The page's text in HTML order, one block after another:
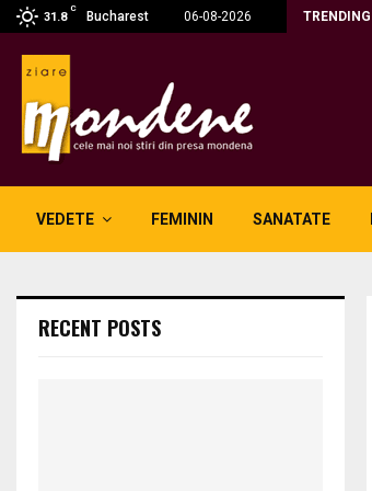
31.8
C
Bucharest 06-08-2026 TRENDING
fum: unde se potrivesc…
VEDETE FEMININ SANATATE
RECENT POSTS